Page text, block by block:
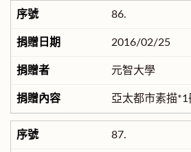
86.
2016/02/25
元智大學
亞太都市素描*1
87.